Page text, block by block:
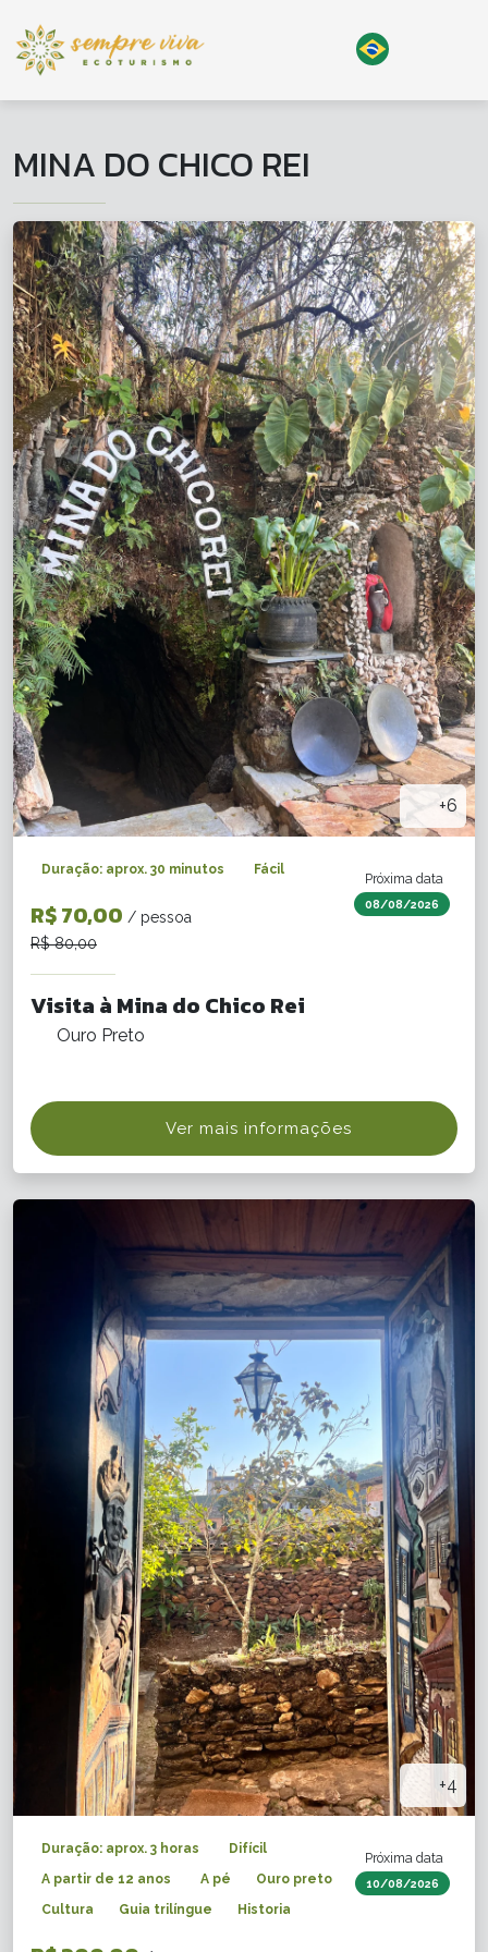
MINA DO CHICO REI
+6
Próxima data
08/08/2026
Duração: aprox. 30 minutos Fácil
R$ 70,00 / pessoa
R$ 80,00
Visita à Mina do Chico Rei
Ouro Preto
Ver mais informações
+4
Próxima data
10/08/2026
Duração: aprox. 3 horas
Difícil
A partir de 12 anos
A pé
Ouro preto
Cultura
Guia trilíngue Historia